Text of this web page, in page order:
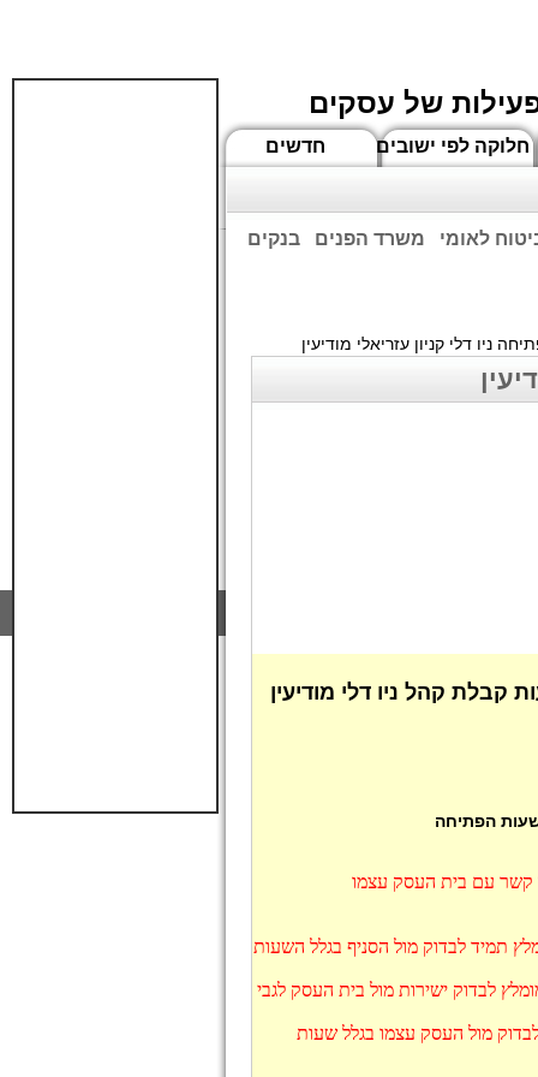
של עסקים
חדשים חלוקה לפי ישובים
בנקים משרד הפנים לאומי
ניו דלי קניון עזריאלי מודיעין
קבלת קהל ניו דלי מודיעין
הפתיחה
קשר עם בית העסק עצמו
תמיד לבדוק מול הסניף בגלל השעות
לבדוק ישירות מול בית העסק לגבי
לבדוק מול העסק עצמו בגלל שעות